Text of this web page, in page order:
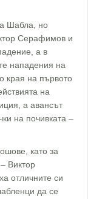
Шабла, но
Серафимов и
а в
нападения на
края на първото
на
а авансът
на почивката –
като за
Виктор
отличните си
да се